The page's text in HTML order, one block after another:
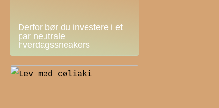
Derfor bør du investere i et
par neutrale
hverdagssneakers